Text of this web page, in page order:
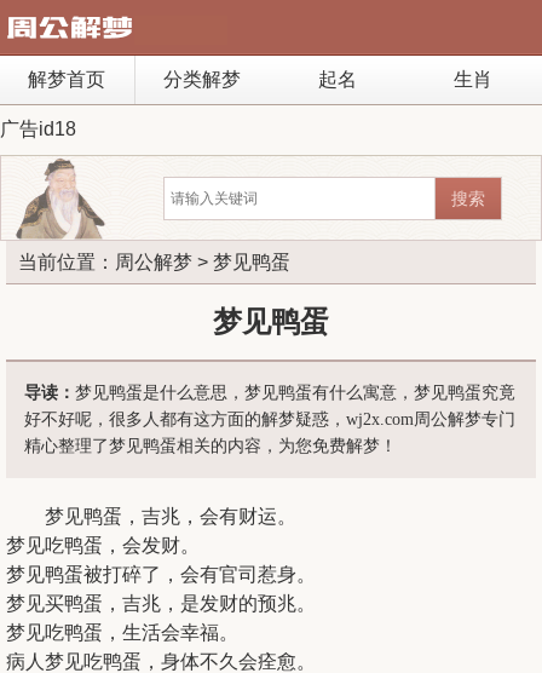
解梦首页 分类解梦 起名 生肖
广告id18
当前位置： 周公解梦 > 梦见鸭蛋
梦见鸭蛋
导读： 梦见鸭蛋是什么意思，梦见鸭蛋有什么寓意，梦见鸭蛋究竟
好不好呢，很多人都有这方面的解梦疑惑，wj2x.com周公解梦专门
精心整理了梦见鸭蛋相关的内容，为您免费解梦！
梦见鸭蛋，吉兆，会有财运。
梦见吃鸭蛋，会发财。
梦见鸭蛋被打碎了，会有官司惹身。
梦见买鸭蛋，吉兆，是发财的预兆。
梦见吃鸭蛋，生活会幸福。
病人梦见吃鸭蛋，身体不久会痊愈。